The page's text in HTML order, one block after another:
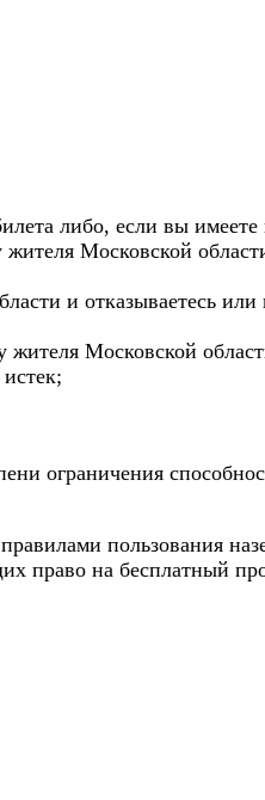
либо, если вы
Московской
и отказываетесь
жителя Московской
ограничения
правилами пользования
право на бесплатный